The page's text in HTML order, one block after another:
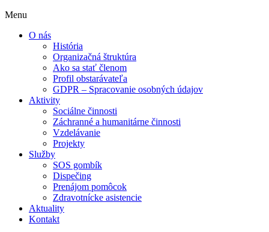
Menu
O nás
História
Organizačná štruktúra
Ako sa stať členom
Profil obstarávateľa
GDPR – Spracovanie osobných údajov
Aktivity
Sociálne činnosti
Záchranné a humanitárne činnosti
Vzdelávanie
Projekty
Služby
SOS gombík
Dispečing
Prenájom pomôcok
Zdravotnícke asistencie
Aktuality
Kontakt
Nevyhnutné
Tieto súbory
cookie nie sú
voliteľné. Sú
potrebné pre
fungovanie
webovej
stránky.
Štatistiky
Aby sme
mohli
funkčnosť
a štruktúru
webovej
stránky na
základe